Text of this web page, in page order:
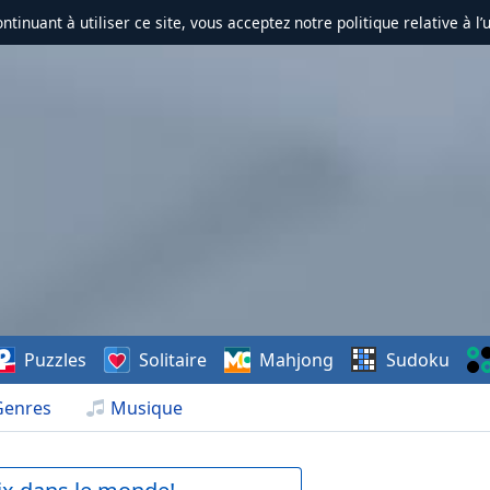
à utiliser ce site, vous acceptez notre politique relative à
Musique
Puzzles Solitaire Mahjong Sudoku